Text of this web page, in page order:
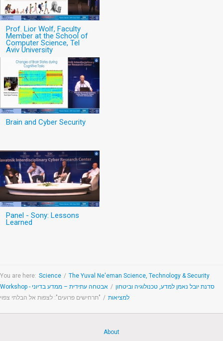
Prof. Lior Wolf, Faculty
Member at the School of
Computer Science, Tel
Aviv University
Brain and Cyber Security
Panel - Sony: Lessons
Learned
You are here: Science / The Yuval Ne'eman Science, Technology & Security
Workshop - סדנת יובל נאמן למדע, טכנולוגיה וביטחון / אבטחה עתידית – ממדע בדיוני
למציאות / "תרחישים פרועים": לצפות אל הבלתי צפוי
About